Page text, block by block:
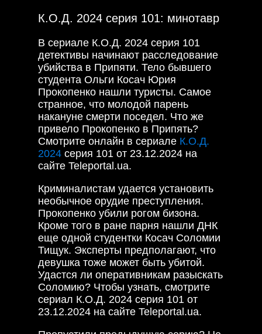
К.О.Д. 2024 серия 101: минотавр
В сериале К.О.Д. 2024 серия 101
детективы начинают расследование
убийства в Припяти. Тело бывшего
студента Ольги Косач Юрия
Прокопенко нашли туристы. Самое
странное, что молодой парень
накануне смерти поседел. Что же
привело Прокопенко в Припять?
Смотрите онлайн в сериале К.О.Д.
2024 серия 101 от 23.12.2024 на
сайте Teleportal.ua.
Криминалистам удается установить
необычное орудие преступления.
Прокопенко убили рогом бизона.
Кроме того в ране парня нашли ДНК
еще одной студентки Косач Соломии
Тищук. Эксперты предполагают, что
девушка тоже может быть убитой.
Удастся ли оперативникам разыскать
Соломию? Чтобы узнать, смотрите
сериал К.О.Д. 2024 серия 101 от
23.12.2024 на сайте Teleportal.ua.